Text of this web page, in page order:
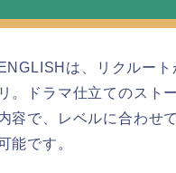
は、リクルート
。ドラマ仕立てのスト
容で、レベルに合わせ
能です。